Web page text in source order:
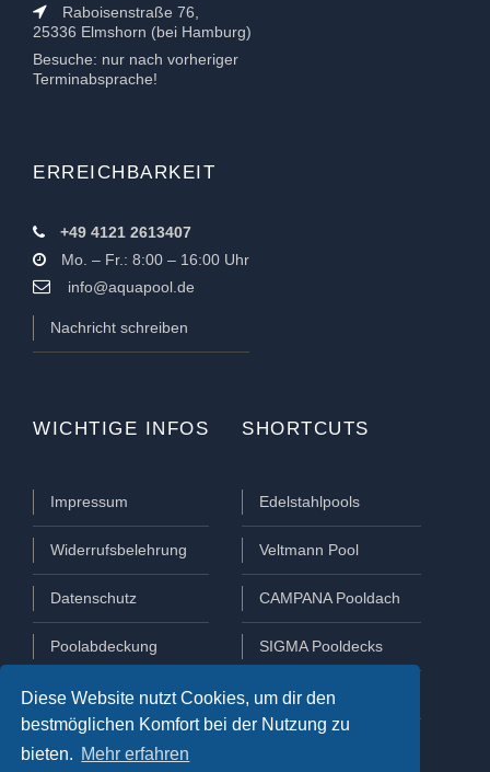
Diese Website nutzt Cookies, um dir den
bestmöglichen Komfort bei der Nutzung zu
bieten. Mehr erfahren
Raboisenstraße 76,
25336 Elmshorn (bei Hamburg)
Besuche: nur nach vorheriger
Terminabsprache!
ERREICHBARKEIT
+49 4121 2613407
Mo. – Fr.: 8:00 – 16:00 Uhr
info@aquapool.de
Nachricht schreiben
WICHTIGE INFOS
Impressum
Widerrufsbelehrung
Datenschutz
Poolabdeckung
Poolüberdachung
SHORTCUTS
Edelstahlpools
Veltmann Pool
CAMPANA Pooldach
SIGMA Pooldecks
Lamellen Abdeckungen